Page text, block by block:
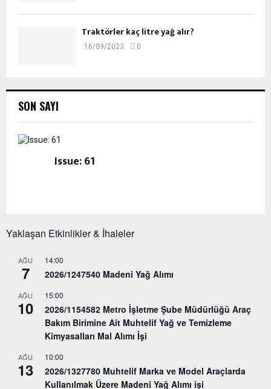
Traktörler kaç litre yağ alır?
16/09/2023 0
SON SAYI
Issue: 61
Yaklaşan Etkinlikler & İhaleler
AĞU
7
14:00
2026/1247540 Madeni Yağ Alımı
AĞU
10
15:00
2026/1154582 Metro İşletme Şube Müdürlüğü Araç
Bakım Birimine Ait Muhtelif Yağ ve Temizleme
Kimyasalları Mal Alımı İşi
AĞU
13
10:00
2026/1327780 Muhtelif Marka ve Model Araçlarda
Kullanılmak Üzere Madeni Yağ Alımı işi